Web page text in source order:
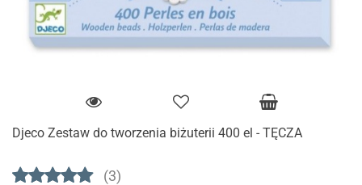
Djeco Zestaw do tworzenia biżuterii 400 el - TĘCZA
(3)